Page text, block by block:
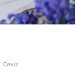
Ceviz